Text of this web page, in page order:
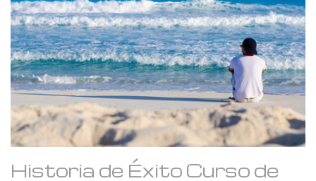
Historia de Éxito Curso de